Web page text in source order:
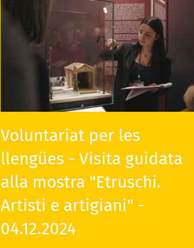
Voluntariat per les
llengües - Visita guidata
alla mostra "Etruschi.
Artisti e artigiani" -
04.12.2024